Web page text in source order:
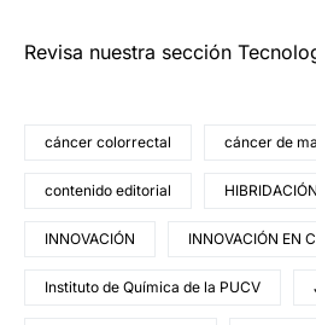
Revisa nuestra sección
cáncer colorrectal cáncer de
contenido editorial
INNOVACIÓN INNOVACIÓN EN
Instituto de Química de la PUCV